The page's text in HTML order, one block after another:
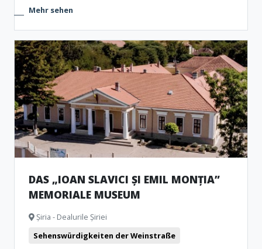
Mehr sehen
DAS „IOAN SLAVICI ȘI EMIL MONȚIA”
MEMORIALE MUSEUM
Șiria - Dealurile Șiriei
Sehenswürdigkeiten der Weinstraße